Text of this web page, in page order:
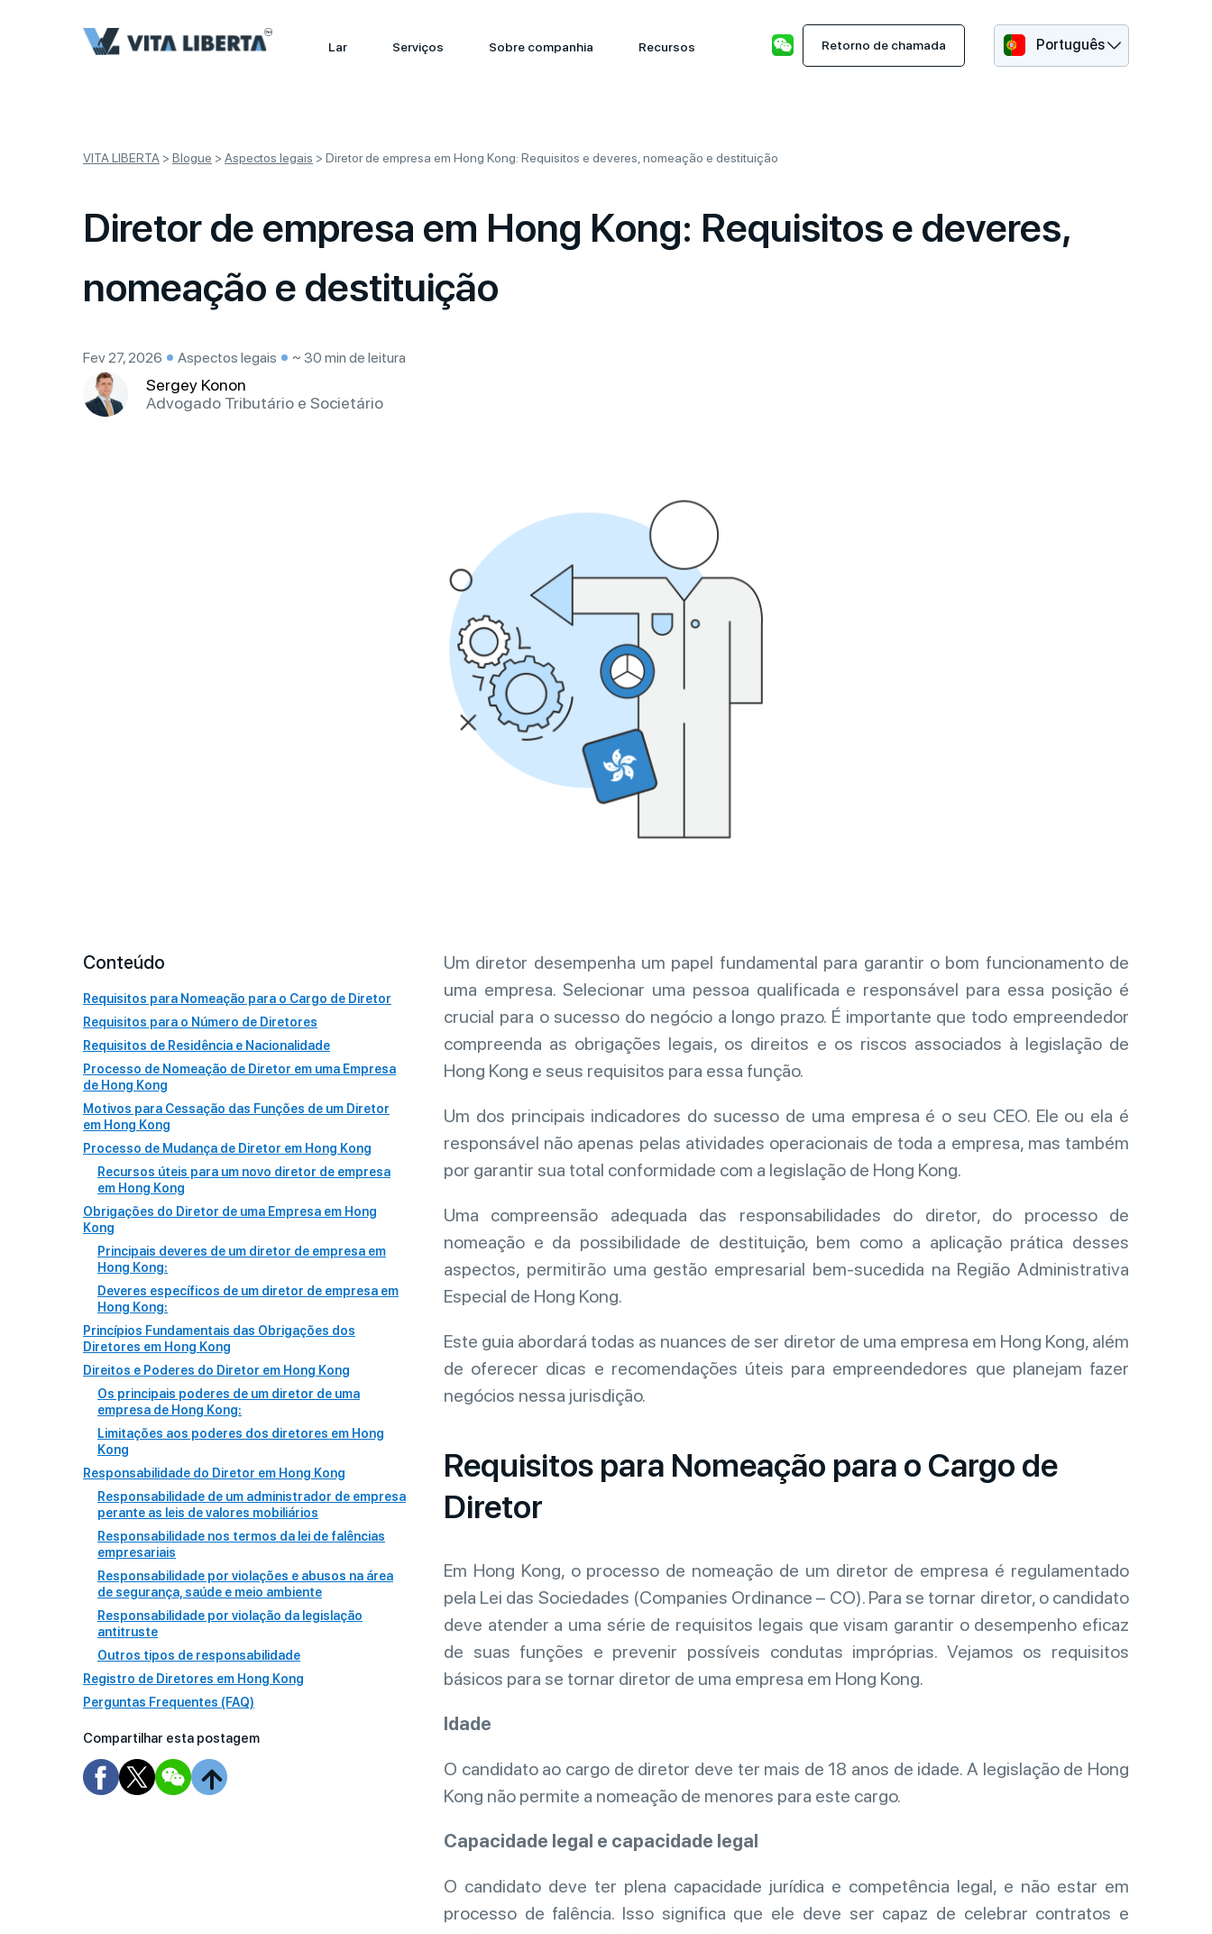
Lar Serviços Sobre companhia Recursos Retorno de chamada Português
VITA LIBERTA > Blogue > Aspectos legais > Diretor de empresa em Hong Kong: Requisitos e deveres, nomeação e destituição
Diretor de empresa em Hong Kong: Requisitos e deveres,
nomeação e destituição
Fev 27, 2026 Aspectos legais ~ 30 min de leitura
Sergey Konon
Advogado Tributário e Societário
Conteúdo
Requisitos para Nomeação para o Cargo de Diretor
Requisitos para o Número de Diretores
Requisitos de Residência e Nacionalidade
Processo de Nomeação de Diretor em uma Empresa
de Hong Kong
Motivos para Cessação das Funções de um Diretor
em Hong Kong
Processo de Mudança de Diretor em Hong Kong
Recursos úteis para um novo diretor de empresa
em Hong Kong
Obrigações do Diretor de uma Empresa em Hong
Kong
Principais deveres de um diretor de empresa em
Hong Kong:
Deveres específicos de um diretor de empresa em
Hong Kong:
Princípios Fundamentais das Obrigações dos
Diretores em Hong Kong
Direitos e Poderes do Diretor em Hong Kong
Os principais poderes de um diretor de uma
empresa de Hong Kong:
Limitações aos poderes dos diretores em Hong
Kong
Responsabilidade do Diretor em Hong Kong
Responsabilidade de um administrador de empresa
perante as leis de valores mobiliários
Responsabilidade nos termos da lei de falências
empresariais
Responsabilidade por violações e abusos na área
de segurança, saúde e meio ambiente
Responsabilidade por violação da legislação
antitruste
Outros tipos de responsabilidade
Registro de Diretores em Hong Kong
Perguntas Frequentes (FAQ)
Compartilhar esta postagem
Um diretor desempenha um papel fundamental para garantir o bom funcionamento de
uma empresa. Selecionar uma pessoa qualificada e responsável para essa posição é
crucial para o sucesso do negócio a longo prazo. É importante que todo empreendedor
compreenda as obrigações legais, os direitos e os riscos associados à legislação de
Hong Kong e seus requisitos para essa função.
Um dos principais indicadores do sucesso de uma empresa é o seu CEO. Ele ou ela é
responsável não apenas pelas atividades operacionais de toda a empresa, mas também
por garantir sua total conformidade com a legislação de Hong Kong.
Uma compreensão adequada das responsabilidades do diretor, do processo de
nomeação e da possibilidade de destituição, bem como a aplicação prática desses
aspectos, permitirão uma gestão empresarial bem-sucedida na Região Administrativa
Especial de Hong Kong.
Este guia abordará todas as nuances de ser diretor de uma empresa em Hong Kong, além
de oferecer dicas e recomendações úteis para empreendedores que planejam fazer
negócios nessa jurisdição.
Requisitos para Nomeação para o Cargo de
Diretor
Em Hong Kong, o processo de nomeação de um diretor de empresa é regulamentado
pela Lei das Sociedades (Companies Ordinance – CO). Para se tornar diretor, o candidato
deve atender a uma série de requisitos legais que visam garantir o desempenho eficaz
de suas funções e prevenir possíveis condutas impróprias. Vejamos os requisitos
básicos para se tornar diretor de uma empresa em Hong Kong.
Idade
O candidato ao cargo de diretor deve ter mais de 18 anos de idade. A legislação de Hong
Kong não permite a nomeação de menores para este cargo.
Capacidade legal e capacidade legal
O candidato deve ter plena capacidade jurídica e competência legal, e não estar em
processo de falência. Isso significa que ele deve ser capaz de celebrar contratos e